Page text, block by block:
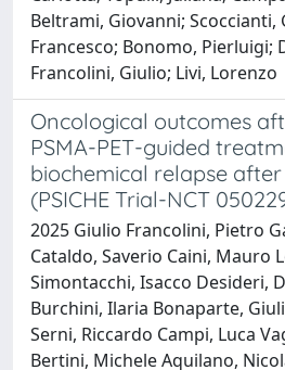
Beltrami, Giovanni;
Francesco; Bonomo, Pierluigi;
Francolini, Giulio; Livi, Lorenzo
Oncological outcomes
PSMA-PET-guided
biochemical relapse
(PSICHE Trial-NCT
2025 Giulio Francolini, Pietro
Cataldo, Saverio Caini, Mauro
Simontacchi, Isacco Desideri,
Burchini, Ilaria Bonaparte,
Serni, Riccardo Campi, Luca
Bertini, Michele Aquilano,